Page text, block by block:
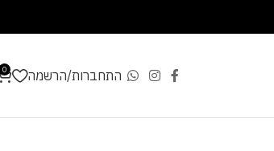
התחברות/הרשמה 0